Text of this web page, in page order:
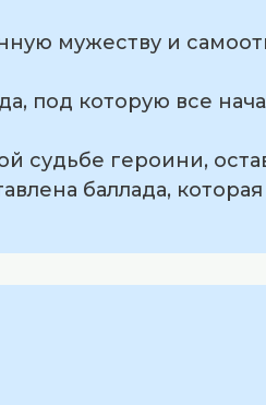
мужеству и
под которую все
судьбе героини,
баллада, которая